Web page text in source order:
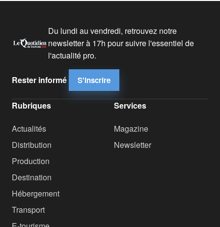
Du lundi au vendredi, retrouvez notre
newsletter à 17h pour suivre l'essentiel de
l'actualité pro.
Rester informé S'inscrire
Rubriques
Actualités
Distribution
Production
Destination
Hébergement
Transport
Services
Magazine
Newsletter